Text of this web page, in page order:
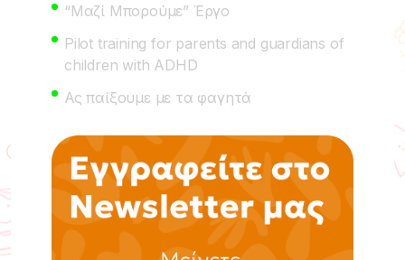
“Μαζί Μπορούμε” Έργο
Pilot training for parents and guardians of
children with ADHD
Ας παίξουμε με τα φαγητά